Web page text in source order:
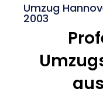
Umzug
2003